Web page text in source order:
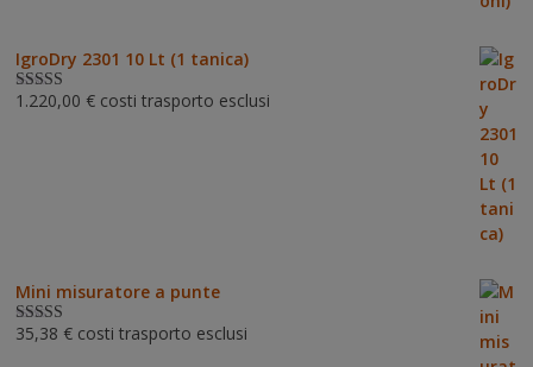
IgroDry 2301 10 Lt (1 tanica)
Valutato5.00
1.220,00 € costi trasporto esclusi
Mini misuratore a punte
Valutat
35,38 € costi trasporto esclusi